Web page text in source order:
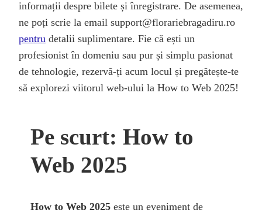
informații despre bilete și înregistrare. De asemenea,
ne poți scrie la email support@florariebragadiru.ro
pentru detalii suplimentare. Fie că ești un
profesionist în domeniu sau pur și simplu pasionat
de tehnologie, rezervă-ți acum locul și pregătește-te
să explorezi viitorul web-ului la How to Web 2025!
Pe scurt: How to
Web 2025
How to Web 2025 este un eveniment de